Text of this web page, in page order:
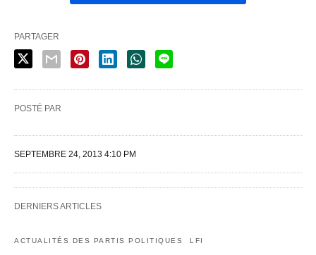
PARTAGER
POSTÉ PAR
SEPTEMBRE 24, 2013 4:10 PM
DERNIERS ARTICLES
ACTUALITÉS DES PARTIS POLITIQUES LFI